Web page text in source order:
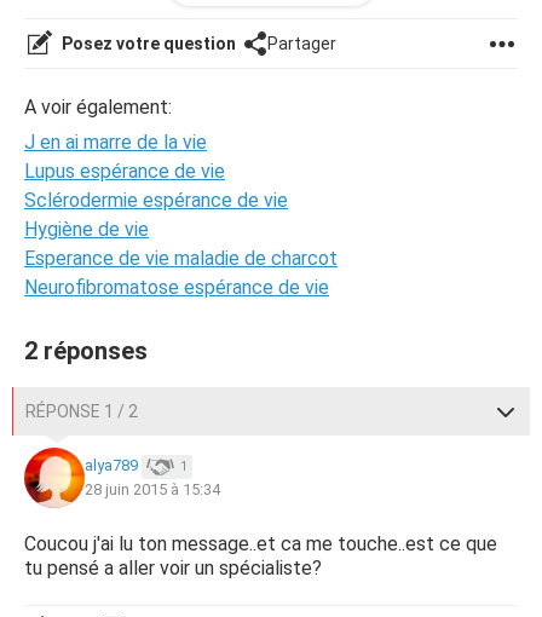
Que faire???? A part partir loin, très loin et libérer mon
entourage de ces contrainte. Par exemple, aujourd hui je
tranquille à la piscine sans moi....personne se soucie de
moi.
Je vais prendre des comprimés en espérant encore que
ce sera la bonne....
Posez votre question Partager
A voir également:
J en ai marre de la vie
Lupus espérance de vie
Sclérodermie espérance de vie
Hygiène de vie
Esperance de vie maladie de charcot
Neurofibromatose espérance de vie
2 réponses
RÉPONSE 1 / 2
alya789 1
28 juin 2015 à 15:34
Coucou j'ai lu ton message..et ca me touche..est ce que
tu pensé a aller voir un spécialiste?